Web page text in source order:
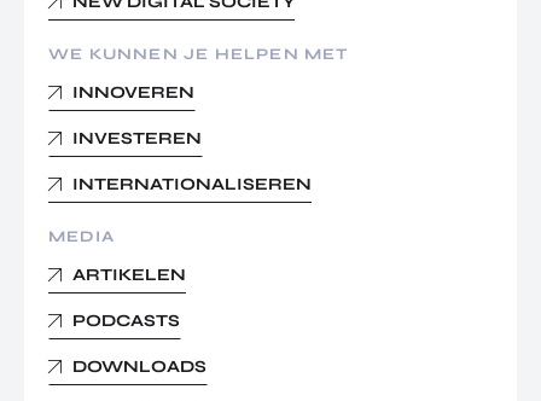
WE KUNNEN JE HELPEN MET
INNOVEREN
INVESTEREN
INTERNATIONALISEREN
MEDIA
ARTIKELEN
PODCASTS
DOWNLOADS